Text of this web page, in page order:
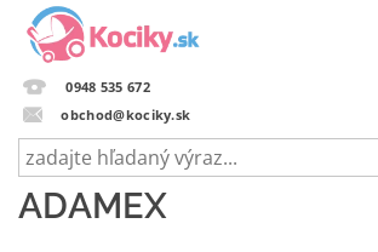
0948 535 672
obchod@kociky.sk
ADAMEX